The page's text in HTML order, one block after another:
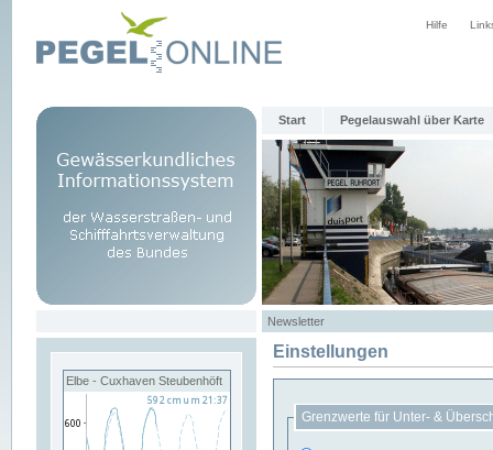
Hilfe
Start Pegelauswahl über Karte
Newsletter
Elbe - Cuxhaven Steubenhöft
Einstellungen
Grenzwerte für Unter- &